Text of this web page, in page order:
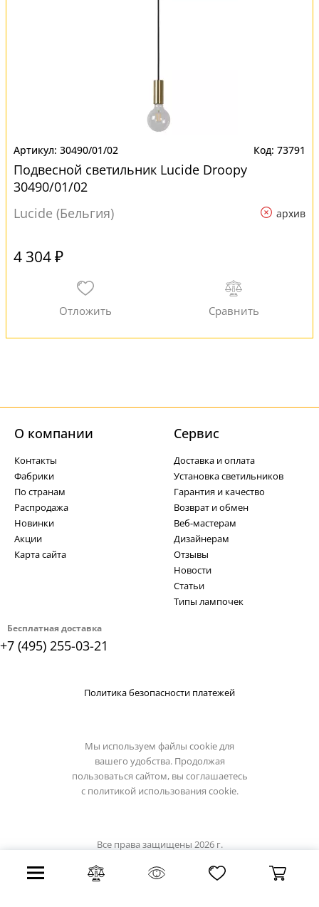
30490/01/02 73791
Подвесной светильник Lucide Droopy
30490/01/02
Lucide (Бельгия)
архив
4 304 ₽
Бесплатная доставка
+7 (495) 255-03-21
О компании
Контакты
Фабрики
По странам
Распродажа
Новинки
Акции
Карта сайта
Cервис
Доставка и оплата
Установка светильников
Гарантия и качество
Возврат и обмен
Веб-мастерам
Дизайнерам
Отзывы
Новости
Статьи
Типы лампочек
Политика безопасности платежей
Мы используем файлы cookie для
вашего удобства. Продолжая
пользоваться сайтом, вы соглашаетесь
с политикой использования cookie.
Все права защищены 2026 г.